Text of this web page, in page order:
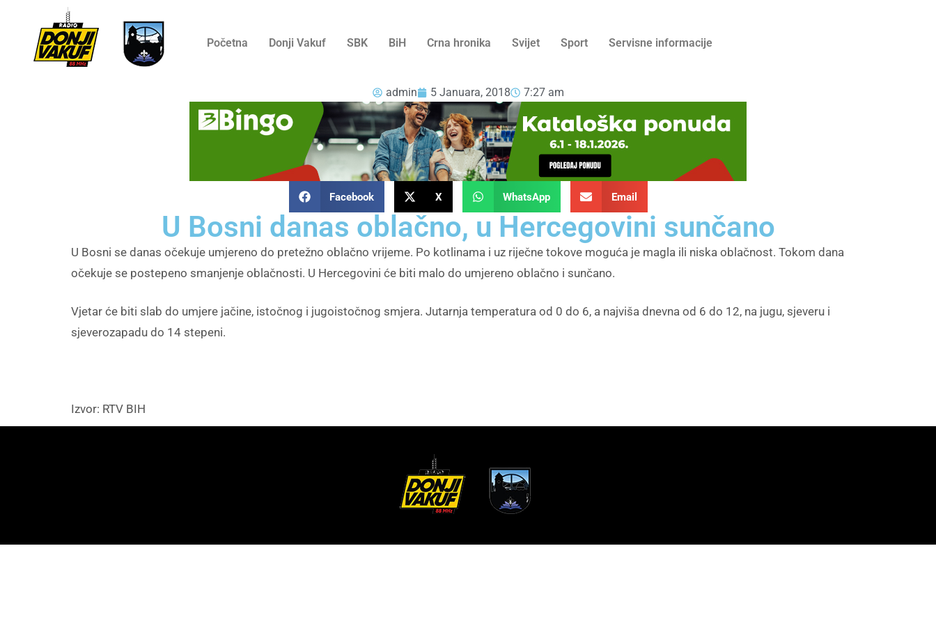
Početna Donji Vakuf SBK BiH Crna hronika Svijet Sport Servisne informacije
admin 5 Januara, 2018 7:27 am
Facebook X WhatsApp Email
U Bosni danas oblačno, u Hercegovini sunčano
U Bosni se danas očekuje umjereno do pretežno oblačno vrijeme. Po kotlinama i uz riječne tokove moguća je magla ili niska oblačnost. Tokom dana
očekuje se postepeno smanjenje oblačnosti. U Hercegovini će biti malo do umjereno oblačno i sunčano.
Vjetar će biti slab do umjere jačine, istočnog i jugoistočnog smjera. Jutarnja temperatura od 0 do 6, a najviša dnevna od 6 do 12, na jugu, sjeveru i
sjeverozapadu do 14 stepeni.
Izvor: RTV BIH